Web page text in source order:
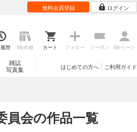
無料会員登録 ログイン
歴 My本棚 カート フォロー クーポン Myページ
雑誌
写真集
ご利用ガイド
はじめての方へ
員会の作品一覧